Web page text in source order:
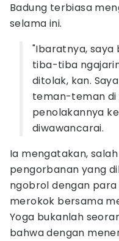
Badung terbiasa
selama ini.
"Ibaratnya, saya
tiba-tiba
ditolak, kan.
teman-teman di
penolakannya
diwawancarai.
Ia mengatakan,
pengorbanan yang
ngobrol dengan
merokok bersama
Yoga bukanlah
bahwa dengan